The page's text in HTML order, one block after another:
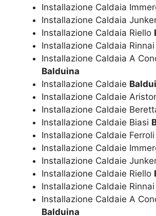
Installazione Caldaia
Installazione Caldaia
Installazione Caldaia Riello
Installazione Caldaia Rinnai
Installazione Caldaia A
Balduina
Installazione Caldaie
Installazione Caldaie
Installazione Caldaie
Installazione Caldaie Biasi
Installazione Caldaie Ferroli
Installazione Caldaie
Installazione Caldaie
Installazione Caldaie Riello
Installazione Caldaie Rinnai
Installazione Caldaie A
Balduina